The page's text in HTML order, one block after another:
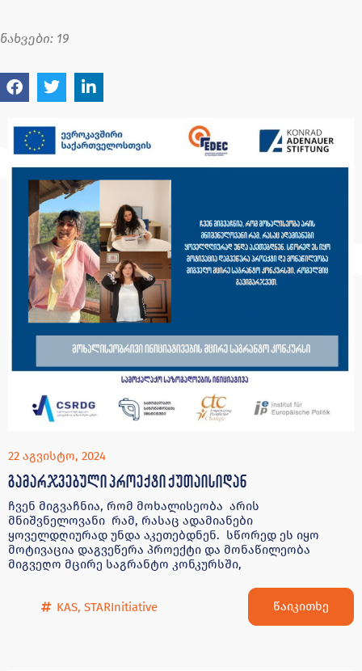
ნახვები: 19
22 აგვისტო, 2024
გამარჯვებული პროექტი ქუთაისიდან
ჩვენ მიგვაჩნია, რომ მოხალისეობა არის
მნიშვნელოვანი რამ, რასაც ადამიანები
ყოველდღიურად უნდა აკეთებდნენ. სწორედ ეს იყო
მოტივაცია დაგვეწერა პროექტი და მონაწილეობა
მიგვეღო მცირე საგრანტო კონკურსში,
KAS, STARInitiative წაიკითხე